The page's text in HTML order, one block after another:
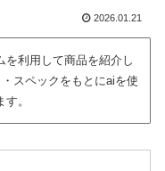
2026.01.21
を利用して商品を紹介し
スペックをもとにaiを使
。